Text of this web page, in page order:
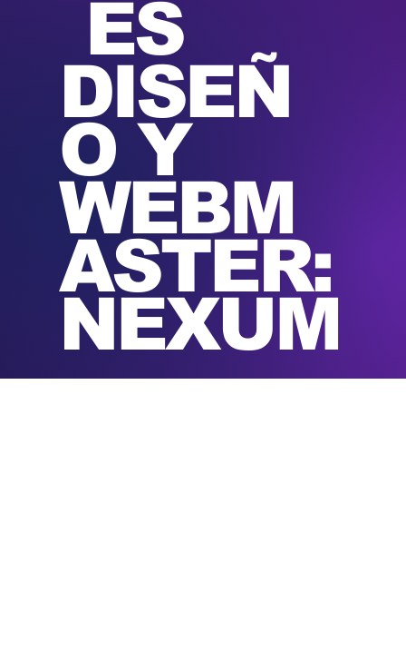
ES
DISEÑ
O Y
WEBM
ASTER:
NEXUM